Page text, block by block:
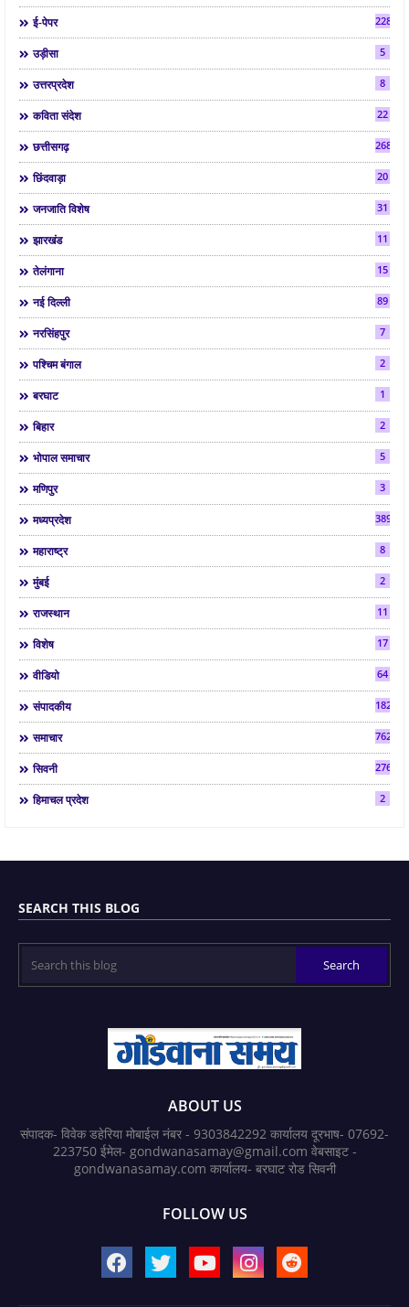
ई-पेपर 2286
उड़ीसा 5
उत्तरप्रदेश 8
कविता संदेश 22
छत्तीसगढ़ 268
छिंदवाड़ा 20
जनजाति विशेष 31
झारखंड 11
तेलंगाना 15
नई दिल्ली 89
नरसिंहपुर 7
पश्चिम बंगाल 2
बरघाट 1
बिहार 2
भोपाल समाचार 5
मणिपुर 3
मध्यप्रदेश 3892
महाराष्ट्र 8
मुंबई 2
राजस्थान 11
विशेष 17
वीडियो 64
संपादकीय 182
समाचार 7624
सिवनी 2763
हिमाचल प्रदेश 2
SEARCH THIS BLOG
ABOUT US
संपादक- विवेक डहेरिया मोबाईल नंबर - 9303842292 कार्यालय दूरभाष- 07692-
223750 ईमेल- gondwanasamay@gmail.com वेबसाइट -
gondwanasamay.com कार्यालय- बरघाट रोड सिवनी
FOLLOW US